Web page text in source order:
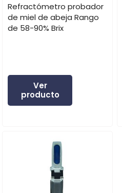
Refractómetro probador
de miel de abeja Rango
de 58-90% Brix
Ver
producto